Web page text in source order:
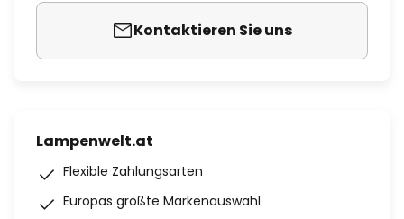
Kontaktieren Sie uns
Lampenwelt.at
Flexible Zahlungsarten
Europas größte Markenauswahl